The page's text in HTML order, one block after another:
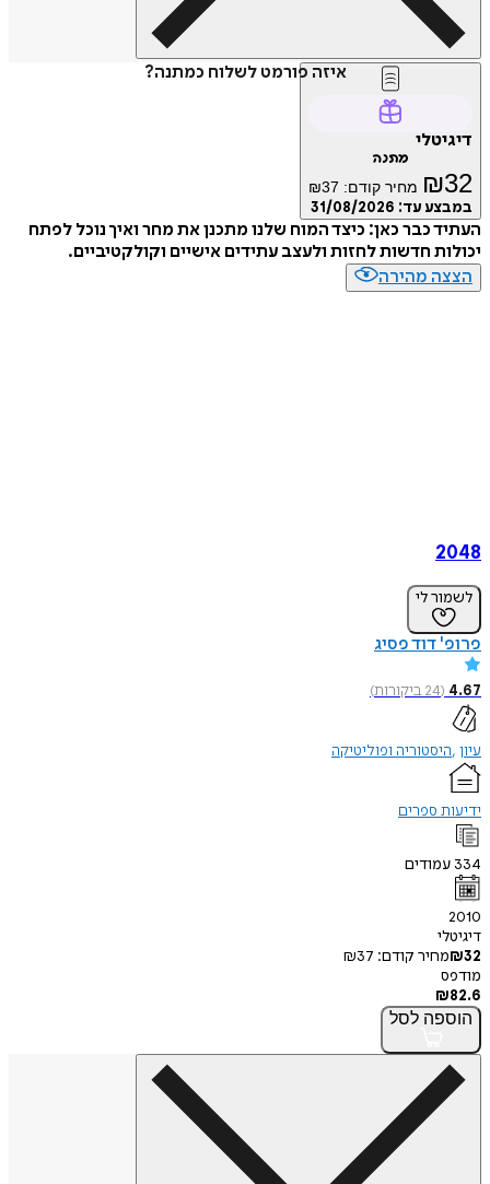
איזה פורמט לשלוח כמתנה?
דיגיטלי
מתנה
₪32 מחיר קודם: ₪37
במבצע עד: 31/08/2026
העתיד כבר כאן: כיצד המוח שלנו מתכנן את מחר ואיך נוכל לפתח
יכולות חדשות לחזות ולעצב עתידים אישיים וקולקטיביים.
הצצה מהירה
2048
לשמור לי
פרופ' דוד פסיג
4.67
(
24ביקורות)
עיון היסטוריה ופוליטיקה
ידיעות ספרים
334 עמודים
2010
דיגיטלי
₪32 מחיר קודם: ₪37
מודפס
₪82.6
הוספה לסל